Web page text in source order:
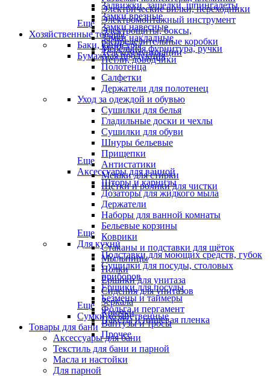
Электрические вилки, переходники
Электромонтажный инструмент
Электрощиты, боксы,
распределительные коробки
Телекоммуникации
Задвижки, защелки, шпингалеты
Замки врезные
Замки навесные
Замки накладные
Мебельная фурнитура, ручки
Петли, доводчики
Еще
Хозяйственные товары
Баки, канистры
Бумажная продукция
Полотенца
Салфетки
Держатели для полотенец
Уход за одеждой и обувью
Сушилки для белья
Гладильные доски и чехлы
Сушилки для обуви
Шнуры бельевые
Прищепки
Антистатики
Мешки для стирки
Щётки и ролики для чистки
Еще
Аксессуары для ванной
Шторы и карнизы
Дозаторы для жидкого мыла
Держатели
Наборы для ванной комнаты
Бельевые корзины
Коврики
Стаканы и подставки для щёток
Мыльницы
Полки
Ёршики для унитаза
Сидения для унитазов
Зеркала
Крючки
Вантузы и тросы
Прочее
Еще
Для кухни
Подставки для моющих средств, губок
Сушилки для посуды, столовых
приборов
Ёршики для посуды
Безмены и таймеры
Фольга и пергамент
Пакеты и пищевая пленка
Еще
Сумки хозяйственные
Товары для бани
Аксессуары для бани
Текстиль для бани и парной
Масла и настойки
Для парной